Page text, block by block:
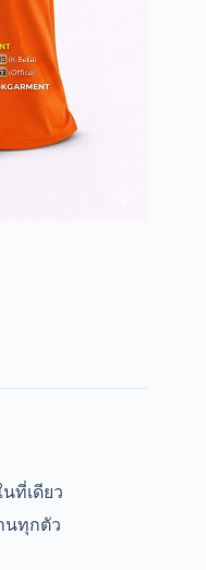
ที่เดียว
นทุกตัว